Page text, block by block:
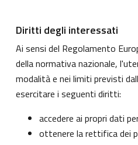
Diritti degli interessati
Ai sensi del Regolamento
della normativa nazionale,
modalità e nei limiti previsti
esercitare i seguenti diritti:
accedere ai propri dati
ottenere la rettifica dei